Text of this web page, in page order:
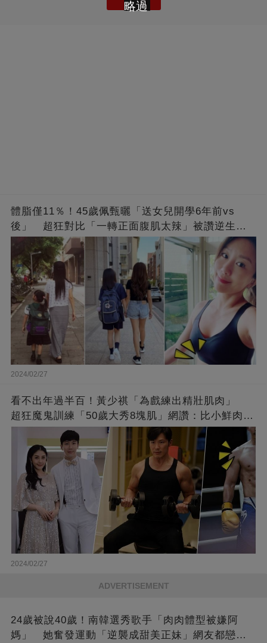
體脂僅11％！45歲佩甄曬「送女兒開學6年前vs
後」 超狂對比「一轉正面腹肌太辣」被讚逆生
長：媽媽變姊姊❤
2024/02/27
看不出年過半百！黃少祺「為戲練出精壯肌肉」
超狂魔鬼訓練「50歲大秀8塊肌」網讚：比小鮮肉猛
❤
2024/02/27
ADVERTISEMENT
24歲被說40歲！南韓選秀歌手「肉肉體型被嫌阿
媽」 她奮發運動「逆襲成甜美正妹」網友都戀愛
略過